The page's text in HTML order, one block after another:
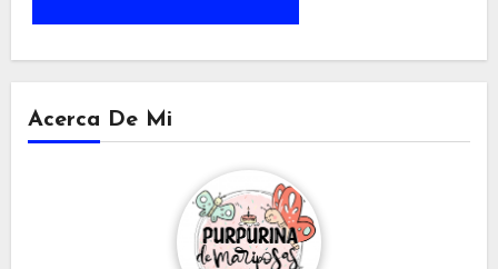
Acerca De Mi